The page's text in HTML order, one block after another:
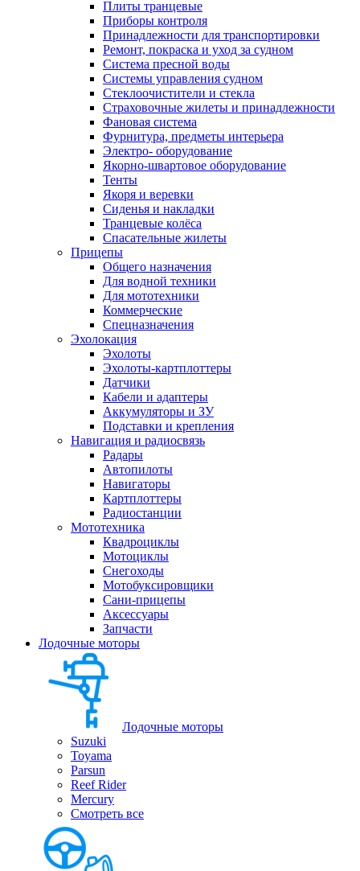
Плиты транцевые
Приборы контроля
Принадлежности для транспортировки
Ремонт, покраска и уход за судном
Система пресной воды
Системы управления судном
Стеклоочистители и стекла
Страховочные жилеты и принадлежности
Фановая система
Фурнитура, предметы интерьера
Электро- оборудование
Якорно-швартовое оборудование
Тенты
Якоря и веревки
Сиденья и накладки
Транцевые колёса
Спасательные жилеты
Прицепы
Общего назначения
Для водной техники
Для мототехники
Коммерческие
Спецназначения
Эхолокация
Эхолоты
Эхолоты-картплоттеры
Датчики
Кабели и адаптеры
Аккумуляторы и ЗУ
Подставки и крепления
Навигация и радиосвязь
Радары
Автопилоты
Навигаторы
Картплоттеры
Радиостанции
Мототехника
Квадроциклы
Мотоциклы
Снегоходы
Мотобуксировщики
Сани-прицепы
Аксессуары
Запчасти
Лодочные моторы
Лодочные моторы
Suzuki
Toyama
Parsun
Reef Rider
Mercury
Смотреть все